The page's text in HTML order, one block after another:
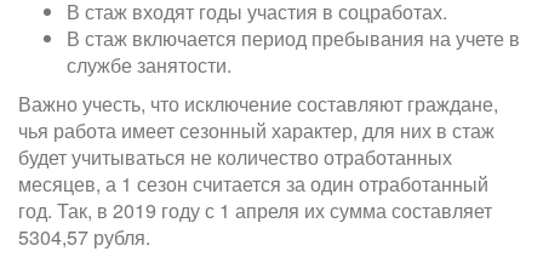
В стаж входят годы участия в соцработах.
В стаж включается период пребывания на учете в
службе занятости.
Важно учесть, что исключение составляют граждане,
чья работа имеет сезонный характер, для них в стаж
будет учитываться не количество отработанных
месяцев, а 1 сезон считается за один отработанный
год. Так, в 2019 году с 1 апреля их сумма составляет
5304,57 рубля.